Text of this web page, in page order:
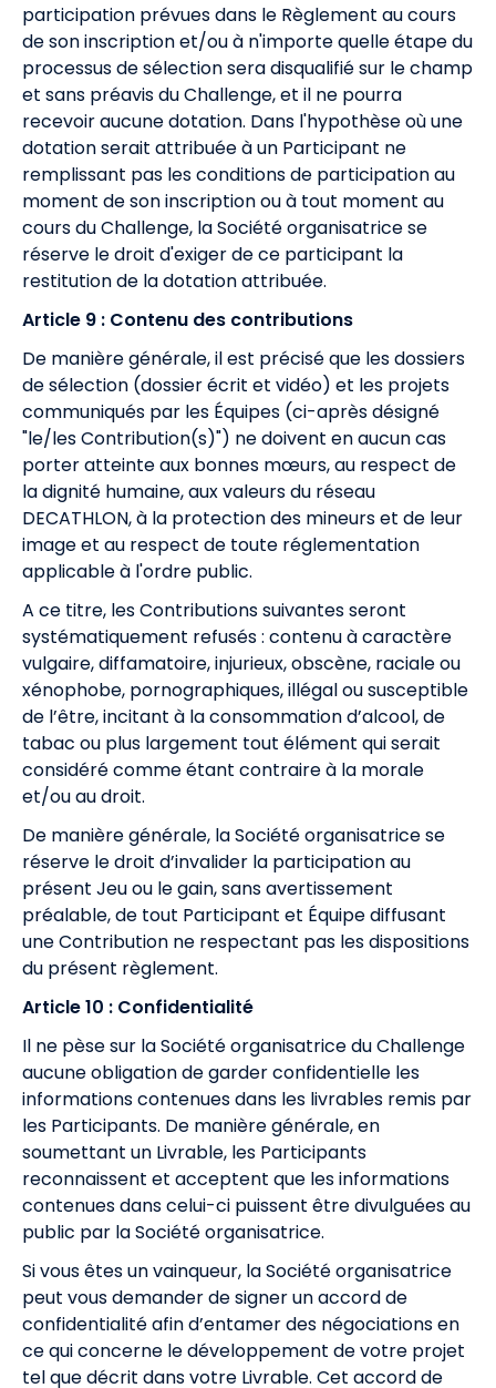
participation prévues dans le Règlement au cours
de son inscription et/ou à n'importe quelle étape du
processus de sélection sera disqualifié sur le champ
et sans préavis du Challenge, et il ne pourra
recevoir aucune dotation. Dans l'hypothèse où une
dotation serait attribuée à un Participant ne
remplissant pas les conditions de participation au
moment de son inscription ou à tout moment au
cours du Challenge, la Société organisatrice se
réserve le droit d'exiger de ce participant la
restitution de la dotation attribuée.
Article 9 : Contenu des contributions
De manière générale, il est précisé que les dossiers
de sélection (dossier écrit et vidéo) et les projets
communiqués par les Équipes (ci-après désigné
"le/les Contribution(s)") ne doivent en aucun cas
porter atteinte aux bonnes mœurs, au respect de
la dignité humaine, aux valeurs du réseau
DECATHLON, à la protection des mineurs et de leur
image et au respect de toute réglementation
applicable à l'ordre public.
A ce titre, les Contributions suivantes seront
systématiquement refusés : contenu à caractère
vulgaire, diffamatoire, injurieux, obscène, raciale ou
xénophobe, pornographiques, illégal ou susceptible
de l’être, incitant à la consommation d’alcool, de
tabac ou plus largement tout élément qui serait
considéré comme étant contraire à la morale
et/ou au droit.
De manière générale, la Société organisatrice se
réserve le droit d’invalider la participation au
présent Jeu ou le gain, sans avertissement
préalable, de tout Participant et Équipe diffusant
une Contribution ne respectant pas les dispositions
du présent règlement.
Article 10 : Confidentialité
Il ne pèse sur la Société organisatrice du Challenge
aucune obligation de garder confidentielle les
informations contenues dans les livrables remis par
les Participants. De manière générale, en
soumettant un Livrable, les Participants
reconnaissent et acceptent que les informations
contenues dans celui-ci puissent être divulguées au
public par la Société organisatrice.
Si vous êtes un vainqueur, la Société organisatrice
peut vous demander de signer un accord de
confidentialité afin d’entamer des négociations en
ce qui concerne le développement de votre projet
tel que décrit dans votre Livrable. Cet accord de